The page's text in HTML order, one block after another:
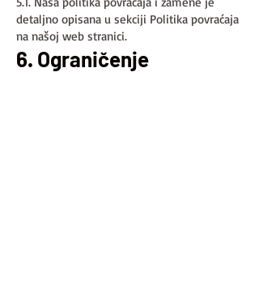
detaljno opisana u sekciji Politika povraćaja
na našoj web stranici.
6. Ograničenje